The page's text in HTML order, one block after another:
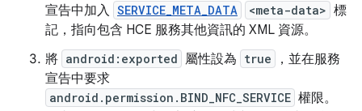
宣告中加入 SERVICE_META_DATA <meta-data> 標
記，指向包含 HCE 服務其他資訊的 XML 資源。
將 android:exported 屬性設為 true
，並在服務
宣告中要求
android.permission.BIND_NFC_SERVICE 權限。